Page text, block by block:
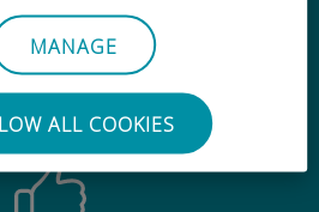
MANAGE
ALL COOKIES
facile
Ubigi, même sans
sur votre compte